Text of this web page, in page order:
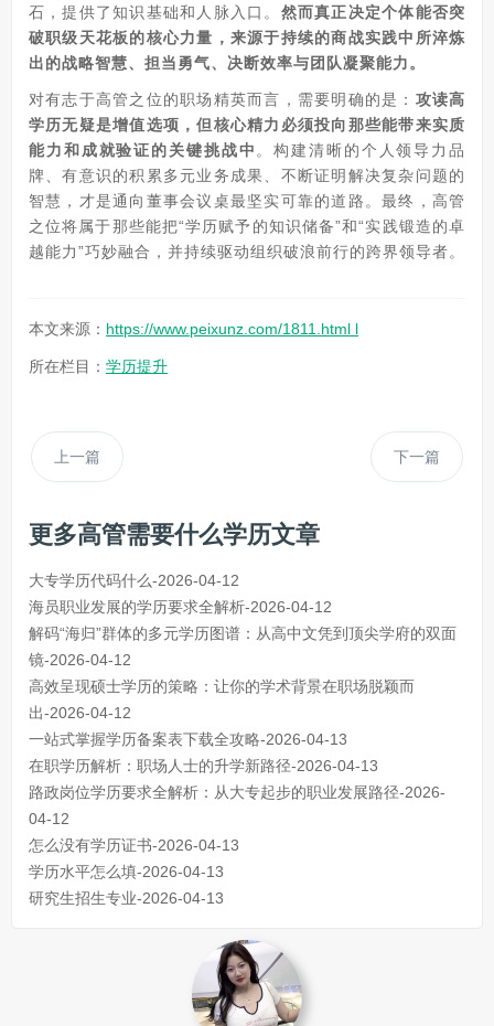
石，提供了知识基础和人脉入口。 然而真正决定个体能否突
破职级天花板的核心力量，来源于持续的商战实践中所淬炼
出的战略智慧、担当勇气、决断效率与团队凝聚能力。
对有志于高管之位的职场精英而言，需要明确的是： 攻读高
学历无疑是增值选项，但核心精力必须投向那些能带来实质
能力和成就验证的关键挑战中。构建清晰的个人领导力品
牌、有意识的积累多元业务成果、不断证明解决复杂问题的
智慧，才是通向董事会议桌最坚实可靠的道路。最终，高管
之位将属于那些能把“学历赋予的知识储备”和“实践锻造的卓
越能力”巧妙融合，并持续驱动组织破浪前行的跨界领导者。
本文来源： https://www.peixunz.com/1811.html l
所在栏目： 学历提升
上一篇 下一篇
更多高管需要什么学历文章
大专学历代码什么-2026-04-12
海员职业发展的学历要求全解析-2026-04-12
解码“海归”群体的多元学历图谱：从高中文凭到顶尖学府的双面
镜-2026-04-12
高效呈现硕士学历的策略：让你的学术背景在职场脱颖而
出-2026-04-12
一站式掌握学历备案表下载全攻略-2026-04-13
在职学历解析：职场人士的升学新路径-2026-04-13
路政岗位学历要求全解析：从大专起步的职业发展路径-2026-
04-12
怎么没有学历证书-2026-04-13
学历水平怎么填-2026-04-13
研究生招生专业-2026-04-13